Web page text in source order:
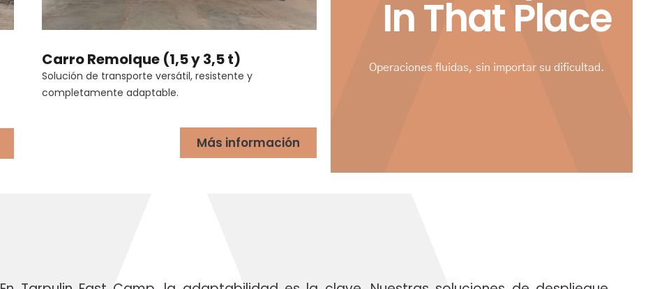
Carro Remolque (1,5 y 3,5 t)
Solución de transporte versátil, resistente y
completamente adaptable.
Más información
In That Place
Operaciones fluidas, sin importar su dificultad.